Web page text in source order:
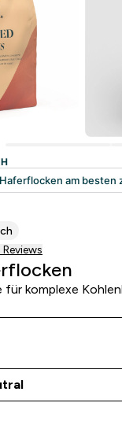
customer reviews
Reviews
für komplexe